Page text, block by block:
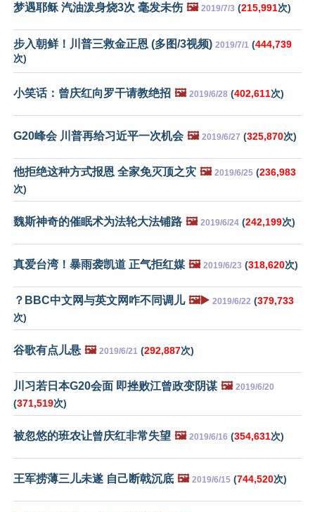
梦遇耶稣 汽油泼身烧3次 毫发未伤 🖼️ 2019/7/3 (215,991次)
步入朝鲜！川普三救金正恩 (多图/3视频) 2019/7/1 (444,739
次)
小笑话：曾庆红向罗干请教绝招 🖼️ 2019/6/28 (402,611次)
G20峰会 川普再给习近平一次机会 🖼️ 2019/6/27 (325,870次)
他拒绝这种方式报恩 全家免灭顶之灾 🖼️ 2019/6/25 (236,983
次)
魏斯神奇的催眠术为法轮大法铺路 🖼️ 2019/6/24 (242,199次)
真爱台湾！暴雨袭凯道 正气拒红媒 🖼️ 2019/6/23 (318,620次)
？BBC中文网与英文网咋不同调儿 🖼️▶️ 2019/6/22 (379,733
次)
谷歌有点儿悬 🖼️ 2019/6/21 (292,887次)
川习若日本G20会面 即挫败江曾政变阴谋 🖼️ 2019/6/20
(371,519次)
被忽悠的班农让曾庆红非常失望 🖼️ 2019/6/16 (354,631次)
王军捞薄三儿未遂 自己断戟沉底 🖼️ 2019/6/15 (744,520次)